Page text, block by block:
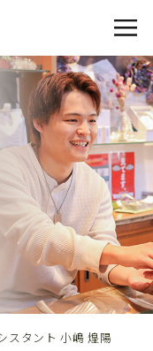
スタント 小嶋 煌陽